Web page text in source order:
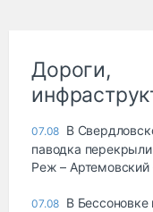
Дороги,
07.08 В
паводка
Реж – Артемовский
07.08 В Бессоновке